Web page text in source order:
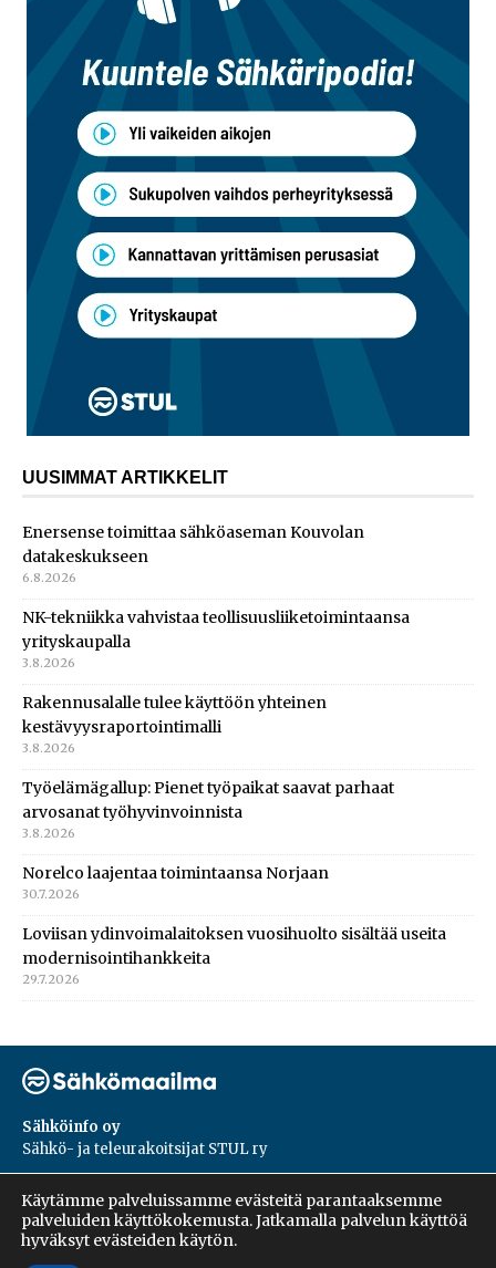
UUSIMMAT ARTIKKELIT
Enersense toimittaa sähköaseman Kouvolan
datakeskukseen
6.8.2026
NK-tekniikka vahvistaa teollisuusliiketoimintaansa
yrityskaupalla
3.8.2026
Rakennusalalle tulee käyttöön yhteinen
kestävyysraportointimalli
3.8.2026
Työelämägallup: Pienet työpaikat saavat parhaat
arvosanat työhyvinvoinnista
3.8.2026
Norelco laajentaa toimintaansa Norjaan
30.7.2026
Loviisan ydinvoimalaitoksen vuosihuolto sisältää useita
modernisointihankkeita
29.7.2026
Sähköinfo oy
Sähkö- ja teleurakoitsijat STUL ry
PL 55, 02601, Espoo
Harakantie 18 B
09 5476 1422
Käytämme palveluissamme evästeitä parantaaksemme
palveluiden käyttökokemusta. Jatkamalla palvelun käyttöä
hyväksyt evästeiden käytön.